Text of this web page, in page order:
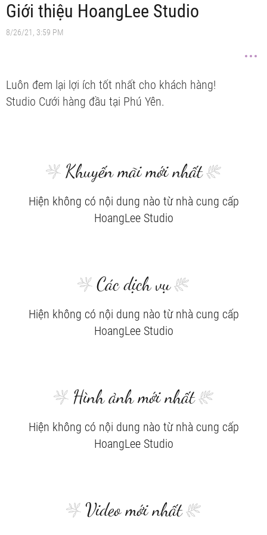
Giới thiệu HoangLee Studio
8/26/21, 3:59 PM
Luôn đem lại lợi ích tốt nhất cho khách hàng!
Studio Cưới hàng đầu tại Phú Yên.
Khuyến mãi mới nhất
Hiện không có nội dung nào từ nhà cung cấp
HoangLee Studio
Các dịch vụ
Hiện không có nội dung nào từ nhà cung cấp
HoangLee Studio
Hình ảnh mới nhất
Hiện không có nội dung nào từ nhà cung cấp
HoangLee Studio
Video mới nhất